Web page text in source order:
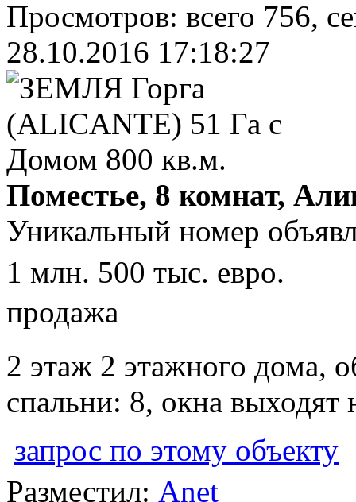
Просмотров: всего 756,
28.10.2016 17:18:27
Поместье, 8 комнат,
Уникальный номер
1 млн. 500 тыс. евро.
продажа
2 этаж 2 этажного дома,
спальни: 8, окна выходят
запрос по этому объекту
Разместил: Anet